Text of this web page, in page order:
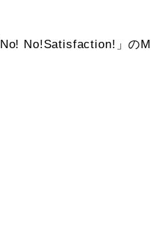
No!Satisfaction!」の